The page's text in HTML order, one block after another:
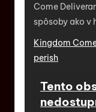
Come
spôsoby ako v
Kingdom
perish
Tento